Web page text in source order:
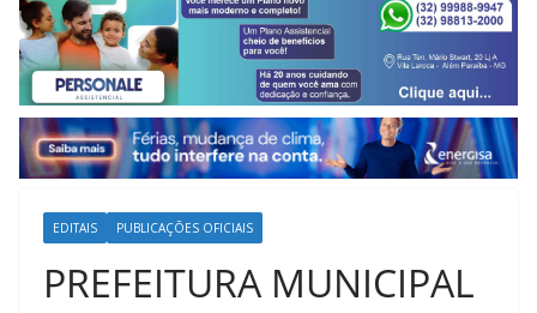
EDITAIS PUBLICAÇÕES OFICIAIS
PREFEITURA MUNICIPAL